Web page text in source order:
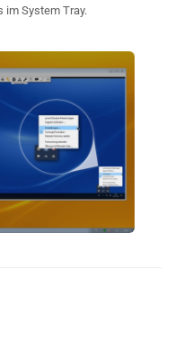
im System Tray.